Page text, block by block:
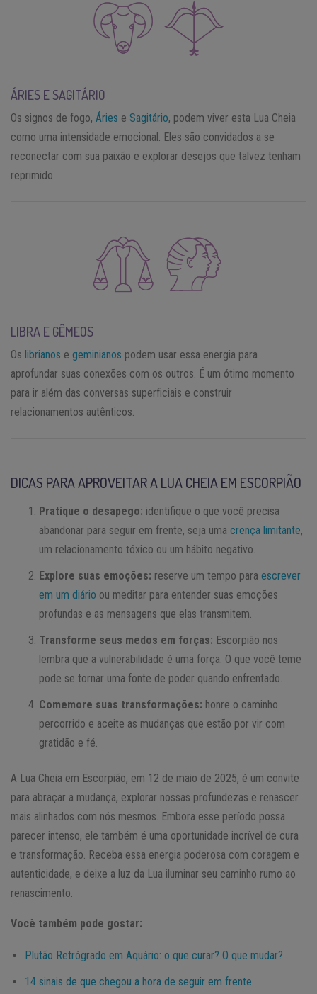
ÁRIES E SAGITÁRIO
Os signos de fogo, Áries e Sagitário, podem viver esta Lua Cheia
como uma intensidade emocional. Eles são convidados a se
reconectar com sua paixão e explorar desejos que talvez tenham
reprimido.
LIBRA E GÊMEOS
Os librianos e geminianos podem usar essa energia para
aprofundar suas conexões com os outros. É um ótimo momento
para ir além das conversas superficiais e construir
relacionamentos autênticos.
DICAS PARA APROVEITAR A LUA CHEIA EM ESCORPIÃO
Pratique o desapego: identifique o que você precisa
abandonar para seguir em frente, seja uma crença limitante,
um relacionamento tóxico ou um hábito negativo.
Explore suas emoções: reserve um tempo para escrever
em um diário ou meditar para entender suas emoções
profundas e as mensagens que elas transmitem.
Transforme seus medos em forças: Escorpião nos
lembra que a vulnerabilidade é uma força. O que você teme
pode se tornar uma fonte de poder quando enfrentado.
Comemore suas transformações: honre o caminho
percorrido e aceite as mudanças que estão por vir com
gratidão e fé.
A Lua Cheia em Escorpião, em 12 de maio de 2025, é um convite
para abraçar a mudança, explorar nossas profundezas e renascer
mais alinhados com nós mesmos. Embora esse período possa
parecer intenso, ele também é uma oportunidade incrível de cura
e transformação. Receba essa energia poderosa com coragem e
autenticidade, e deixe a luz da Lua iluminar seu caminho rumo ao
renascimento.
Você também pode gostar:
Plutão Retrógrado em Aquário: o que curar? O que mudar?
14 sinais de que chegou a hora de seguir em frente